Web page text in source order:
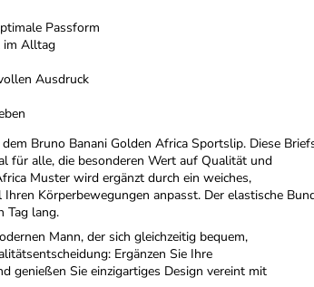
Passform
im Alltag
Ausdruck
Bruno Banani Golden Africa Sportslip. Diese
für alle, die besonderen Wert auf Qualität und
Muster wird ergänzt durch ein weiches,
Körperbewegungen anpasst. Der elastische
Tag lang.
Mann, der sich gleichzeitig bequem,
Ergänzen Sie Ihre
genießen Sie einzigartiges Design vereint mit